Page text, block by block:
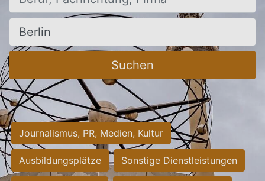
Ort, Stadt
Suchen
Journalismus, PR, Medien, Kultur
Ausbildungsplätze Sonstige Dienstleistungen